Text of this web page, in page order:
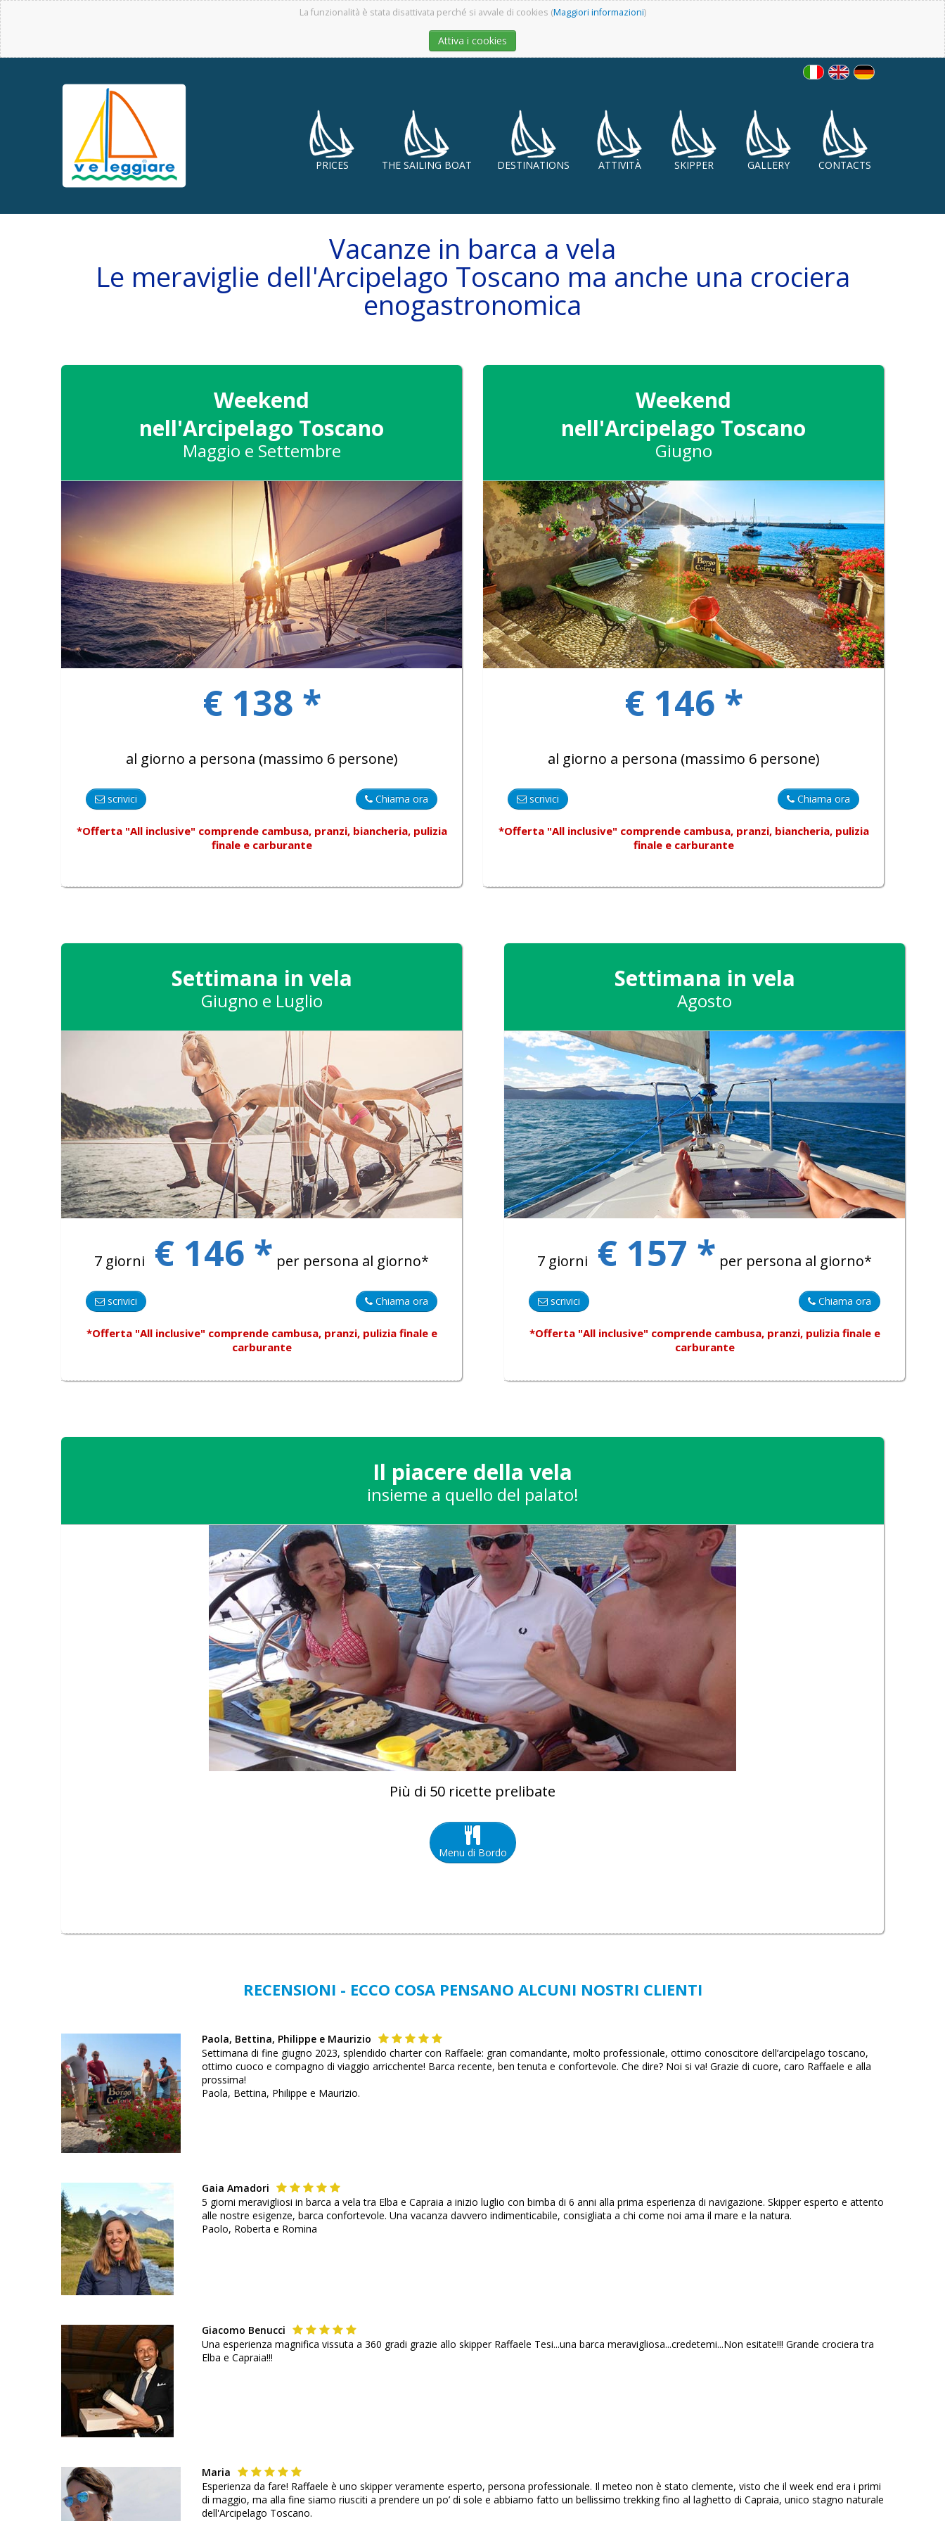
La funzionalità è stata disattivata perché si avvale di cookies (Maggiori informazioni)
Attiva i cookies
PRICES THE SAILING BOAT DESTINATIONS ATTIVITÀ SKIPPER GALLERY CONTACTS
Vacanze in barca a vela
Le meraviglie dell'Arcipelago Toscano ma anche una crociera
enogastronomica
Weekend
nell'Arcipelago Toscano
Maggio e Settembre
€ 138 *
al giorno a persona (massimo 6 persone)
Chiama ora
scrivici
*Offerta "All inclusive" comprendecambusa, pranzi, biancheria, pulizia
finale e carburante
Weekend
nell'Arcipelago Toscano
Giugno
€ 146 *
al giorno a persona (massimo 6 persone)
Chiama ora
scrivici
*Offerta "All inclusive" comprendecambusa, pranzi, biancheria, pulizia
finale e carburante
Settimana in vela
Giugno e Luglio
7 giorni € 146 * per persona al giorno*
Chiama ora
scrivici
*Offerta "All inclusive" comprendecambusa, pranzi, pulizia finale e
carburante
Settimana in vela
Agosto
7 giorni € 157 * per persona al giorno*
Chiama ora
scrivici
*Offerta "All inclusive" comprendecambusa, pranzi, pulizia finale e
carburante
Il piacere della vela
insieme a quello del palato!
Più di 50 ricette prelibate
Menu di Bordo
RECENSIONI - ECCO COSA PENSANO ALCUNI NOSTRI CLIENTI
Paola, Bettina, Philippe e Maurizio
Settimana di fine giugno 2023, splendido charter con Raffaele: gran comandante, molto professionale, ottimo conoscitore dell’arcipelago toscano,
ottimo cuoco e compagno di viaggio arricchente! Barca recente, ben tenuta e confortevole. Che dire? Noi si va! Grazie di cuore, caro Raffaele e alla
prossima!
Paola, Bettina, Philippe e Maurizio.
Gaia Amadori
5 giorni meravigliosi in barca a vela tra Elba e Capraia a inizio luglio con bimba di 6 anni alla prima esperienza di navigazione. Skipper esperto e attento
alle nostre esigenze, barca confortevole. Una vacanza davvero indimenticabile, consigliata a chi come noi ama il mare e la natura.
Paolo, Roberta e Romina
Giacomo Benucci
Una esperienza magnifica vissuta a 360 gradi grazie allo skipper Raffaele Tesi...una barca meravigliosa...credetemi...Non esitate!!! Grande crociera tra
Elba e Capraia!!!
Maria
Esperienza da fare! Raffaele è uno skipper veramente esperto, persona professionale. Il meteo non è stato clemente, visto che il week end era i primi
di maggio, ma alla fine siamo riusciti a prendere un po’ di sole e abbiamo fatto un bellissimo trekking fino al laghetto di Capraia, unico stagno naturale
dell'Arcipelago Toscano.